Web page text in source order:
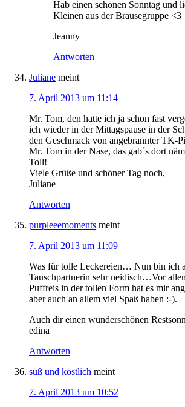
Hab einen schönen Sonntag und
Kleinen aus der Brausegruppe <3
Jeanny
Antworten
Juliane meint
7. April 2013 um 11:14
Mr. Tom, den hatte ich ja schon fast
ich wieder in der Mittagspause in der
den Geschmack von angebrannter TK-
Mr. Tom in der Nase, das gab´s dort
Toll!
Viele Grüße und schöner Tag noch,
Juliane
Antworten
purpleeemoments meint
7. April 2013 um 11:09
Was für tolle Leckereien… Nun bin ich
Tauschpartnerin sehr neidisch…Vor
Puffreis in der tollen Form hat es mir
aber auch an allem viel Spaß haben :-).
Auch dir einen wunderschönen
edina
Antworten
süß und köstlich meint
7. April 2013 um 10:52